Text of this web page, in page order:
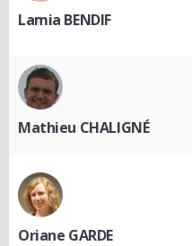
Lamia BENDIF
Mathieu CHALIGNÉ
Oriane GARDE